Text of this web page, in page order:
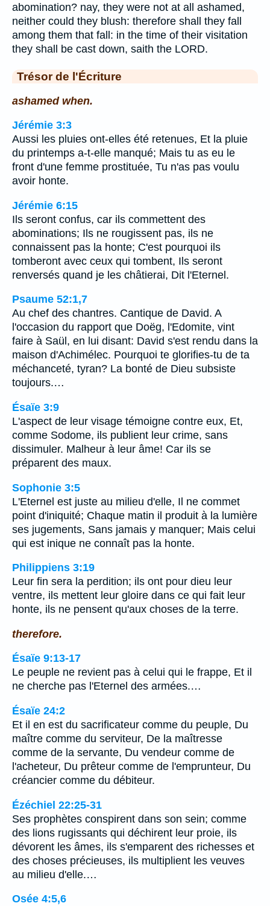
abomination? nay, they were not at all ashamed,
neither could they blush: therefore shall they fall
among them that fall: in the time of their visitation
they shall be cast down, saith the LORD.
Trésor de l'Écriture
ashamed when.
Jérémie 3:3
Aussi les pluies ont-elles été retenues, Et la pluie
du printemps a-t-elle manqué; Mais tu as eu le
front d'une femme prostituée, Tu n'as pas voulu
avoir honte.
Jérémie 6:15
Ils seront confus, car ils commettent des
abominations; Ils ne rougissent pas, ils ne
connaissent pas la honte; C'est pourquoi ils
tomberont avec ceux qui tombent, Ils seront
renversés quand je les châtierai, Dit l'Eternel.
Psaume 52:1,7
Au chef des chantres. Cantique de David. A
l'occasion du rapport que Doëg, l'Edomite, vint
faire à Saül, en lui disant: David s'est rendu dans la
maison d'Achimélec. Pourquoi te glorifies-tu de ta
méchanceté, tyran? La bonté de Dieu subsiste
toujours.…
Ésaïe 3:9
L'aspect de leur visage témoigne contre eux, Et,
comme Sodome, ils publient leur crime, sans
dissimuler. Malheur à leur âme! Car ils se
préparent des maux.
Sophonie 3:5
L'Eternel est juste au milieu d'elle, Il ne commet
point d'iniquité; Chaque matin il produit à la lumière
ses jugements, Sans jamais y manquer; Mais celui
qui est inique ne connaît pas la honte.
Philippiens 3:19
Leur fin sera la perdition; ils ont pour dieu leur
ventre, ils mettent leur gloire dans ce qui fait leur
honte, ils ne pensent qu'aux choses de la terre.
therefore.
Ésaïe 9:13-17
Le peuple ne revient pas à celui qui le frappe, Et il
ne cherche pas l'Eternel des armées.…
Ésaïe 24:2
Et il en est du sacrificateur comme du peuple, Du
maître comme du serviteur, De la maîtresse
comme de la servante, Du vendeur comme de
l'acheteur, Du prêteur comme de l'emprunteur, Du
créancier comme du débiteur.
Ézéchiel 22:25-31
Ses prophètes conspirent dans son sein; comme
des lions rugissants qui déchirent leur proie, ils
dévorent les âmes, ils s'emparent des richesses et
des choses précieuses, ils multiplient les veuves
au milieu d'elle.…
Osée 4:5,6